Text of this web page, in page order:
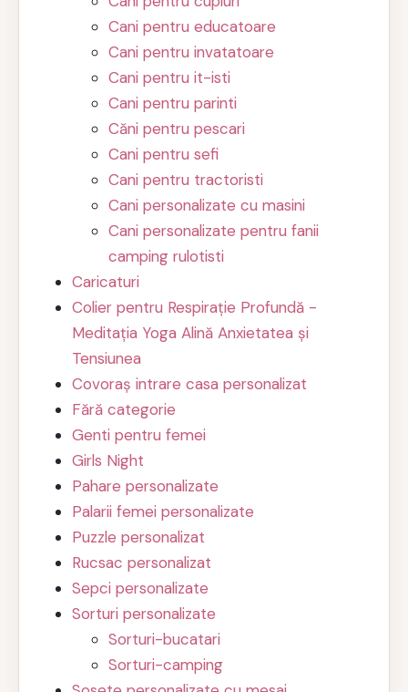
Cani pentru educatoare
Cani pentru invatatoare
Cani pentru it-isti
Cani pentru parinti
Căni pentru pescari
Cani pentru sefi
Cani pentru tractoristi
Cani personalizate cu masini
Cani personalizate pentru fanii
camping rulotisti
Caricaturi
Colier pentru Respirație Profundă -
Meditația Yoga Alină Anxietatea și
Tensiunea
Covoraș intrare casa personalizat
Fără categorie
Genti pentru femei
Girls Night
Pahare personalizate
Palarii femei personalizate
Puzzle personalizat
Rucsac personalizat
Sepci personalizate
Sorturi personalizate
Sorturi-bucatari
Sorturi-camping